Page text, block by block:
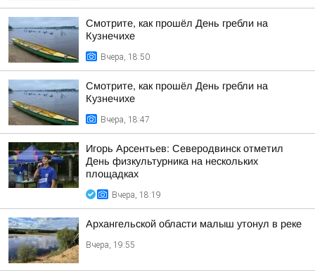
Смотрите, как прошёл День гребли на
Кузнечихе
Вчера, 18:50
Смотрите, как прошёл День гребли на
Кузнечихе
Вчера, 18:47
Игорь Арсентьев: Северодвинск отметил
День физкультурника на нескольких
площадках
Вчера, 18:19
Архангельской области малыш утонул в реке
Вчера, 19:55